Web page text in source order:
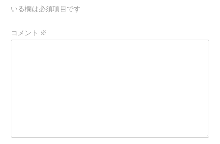
ョ
いる欄は必須項目です
コメント ※